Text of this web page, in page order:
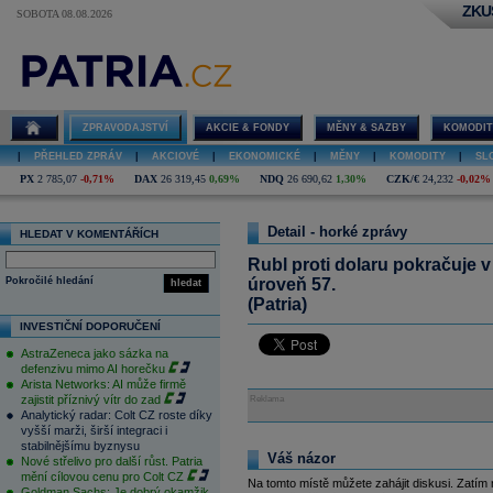
SOBOTA 08.08.2026
ZPRAVODAJSTVÍ AKCIE & FONDY MĚNY & SAZBY
PŘEHLED ZPRÁV AKCIOVÉ EKONOMICKÉ MĚNY KOMODITY
PX 2 785,07 -0,71% DAX 26 319,45 0,69% NDQ 26 690,62 1,30% CZK/€ 24,232 -0,02%
HLEDAT V KOMENTÁŘÍCH
hledat
Pokročilé hledání
INVESTIČNÍ DOPORUČENÍ
AstraZeneca jako sázka na
defenzivu mimo AI horečku
Arista Networks: AI může firmě
zajistit příznivý vítr do zad
Analytický radar: Colt CZ roste díky
vyšší marži, širší integraci i
stabilnějšímu byznysu
Nové střelivo pro další růst. Patria
mění cílovou cenu pro Colt CZ
Detail - horké zprávy
Rubl proti dolaru pokračuje
úroveň 57.
(Patria)
Reklama
Váš názor
Na tomto místě můžete zahájit diskusi.